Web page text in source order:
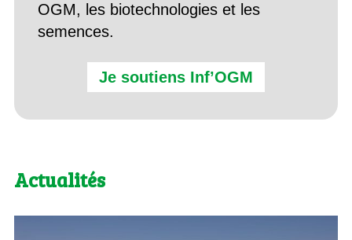
OGM, les biotechnologies et les
semences.
Je soutiens Inf’OGM
Actualités